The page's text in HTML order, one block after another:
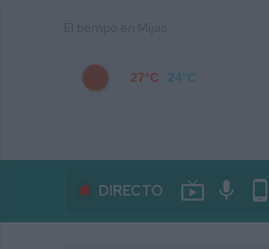
27°C 24°C
DIRECTO live_tv mic phone_android